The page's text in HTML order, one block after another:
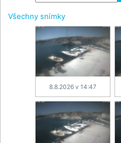
Všechny snímky
8.8.2026 v 14:47